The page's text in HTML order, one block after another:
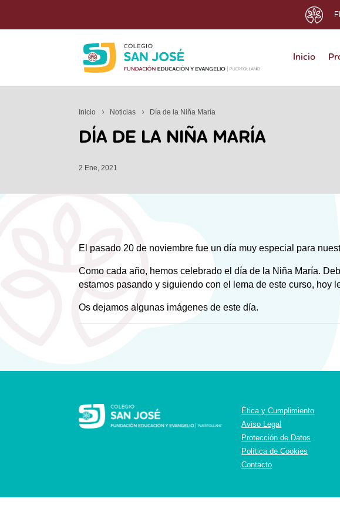
Inicio
Inicio Noticias Día de la Niña María
DÍA DE LA NIÑA MARÍA
2 Ene, 2021
El pasado 20 de noviembre fue un día muy especial para
Como cada año, hemos celebrado el día de la Niña María.
estamos pasando y siguiendo con el lema de este curso, hoy
Os dejamos algunas imágenes de este día.
Ética y Cumplimiento
Aviso Legal
Protección de Datos
Política de Cookies
Contacto